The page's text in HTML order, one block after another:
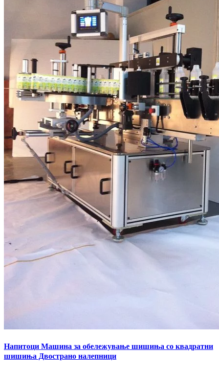
Напитоци Машина за обележување шишиња со квадратни
шишиња Двострано налепници